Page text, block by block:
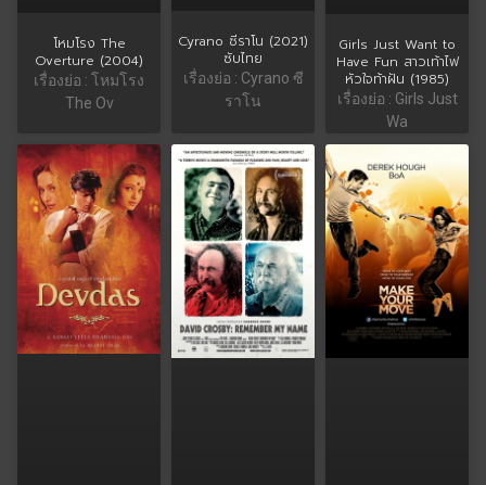
โหมโรง The
Overture (2004)
เรื่องย่อ : โหมโรง
The Ov
Cyrano ซีราโน (2021)
ซับไทย
เรื่องย่อ : Cyrano ซี
ราโน
Girls Just Want to
Have Fun สาวเท้าไฟ
หัวใจท้าฝัน (1985)
เรื่องย่อ : Girls Just
Wa